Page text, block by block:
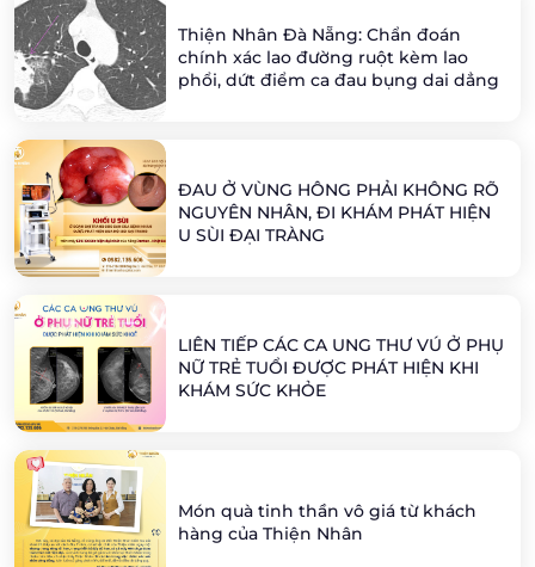
Thiện Nhân Đà Nẵng: Chẩn đoán
chính xác lao đường ruột kèm lao
phổi, dứt điểm ca đau bụng dai dẳng
ĐAU Ở VÙNG HÔNG PHẢI KHÔNG RÕ
NGUYÊN NHÂN, ĐI KHÁM PHÁT HIỆN
U SÙI ĐẠI TRÀNG
LIÊN TIẾP CÁC CA UNG THƯ VÚ Ở PHỤ
NỮ TRẺ TUỔI ĐƯỢC PHÁT HIỆN KHI
KHÁM SỨC KHỎE
Món quà tinh thần vô giá từ khách
hàng của Thiện Nhân